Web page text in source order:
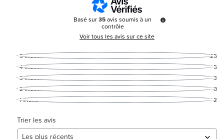
Basé sur35avis soumis à un
contrôle
Voir tous les avis sur ce site
5étoiles
25
4étoiles
5
3étoiles
3
2étoiles
0
1étoile 2
Trier les avis